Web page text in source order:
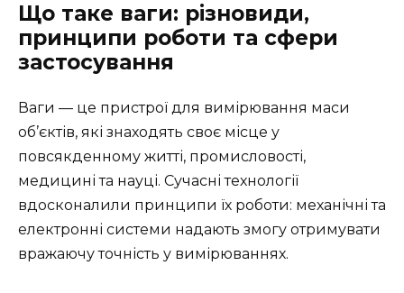
Що таке ваги: різновиди,
принципи роботи та сфери
застосування
Ваги — це пристрої для вимірювання маси
об’єктів, які знаходять своє місце у
повсякденному житті, промисловості,
медицині та науці. Сучасні технології
вдосконалили принципи їх роботи: механічні та
електронні системи надають змогу отримувати
вражаючу точність у вимірюваннях.